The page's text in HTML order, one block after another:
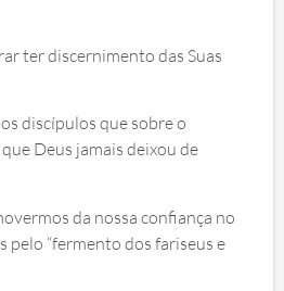
ter discernimento das Suas
discípulos que sobre o
Deus jamais deixou de
da nossa confiança no
pelo “fermento dos fariseus e